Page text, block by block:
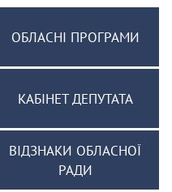
ОБЛАСНІ ПРОГРАМИ
КАБІНЕТ ДЕПУТАТА
ВІДЗНАКИ ОБЛАСНОЇ
РАДИ